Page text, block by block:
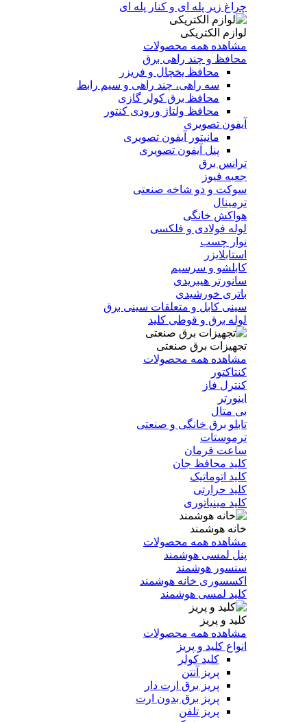
چراغ‌ زیر‌ پله‌ ای و کنار‌ پله‌ ای
لوازم الکتریکی
مشاهده همه محصولات
محافظ و چند راهی برق
محافظ یخچال و فریزر
سه راهی، چند راهی و سیم رابط
محافظ برق کولر گازی
محافظ ولتاژ ورودی کنتور
آیفون تصویری
مانیتور آیفون تصویری
پنل آیفون تصویری
ترانس برق
جعبه فیوز
سوکت و دو شاخه صنعتی
ترمینال
هواکش خانگی
لوله فولادی و فلکسی
نوار چسب
استابلایزر
کابلشو و سرسیم
سانورتر هیبریدی
باتری خورشیدی
سینی کابل و متعلقات سینی برق
لوله برق و قوطی کلید
تجهیزات برق صنعتی
مشاهده همه محصولات
کنتاکتور
کنترل فاز
اینورتر
بی متال
تابلو برق خانگی و صنعتی
ترموستات
ساعت فرمان
کلید محافظ جان
کلید اتوماتیک
کلید حرارتی
کلید مینیاتوری
خانه هوشمند
مشاهده همه محصولات
پنل لمسی هوشمند
سنسور هوشمند
اکسسوری خانه هوشمند
کلید لمسی هوشمند
کلید و پریز
مشاهده همه محصولات
انواع کلید و پریز
کلید کولر
پریز آنتن
پریز برق ارت دار
پریز برق بدون ارت
پریز تلفن